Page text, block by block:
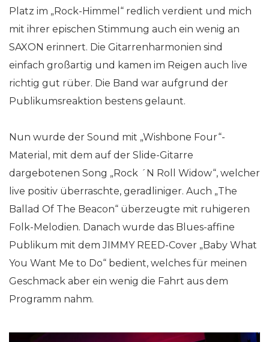
Platz im „Rock-Himmel“ redlich verdient und mich
mit ihrer epischen Stimmung auch ein wenig an
SAXON erinnert. Die Gitarrenharmonien sind
einfach großartig und kamen im Reigen auch live
richtig gut rüber. Die Band war aufgrund der
Publikumsreaktion bestens gelaunt.
Nun wurde der Sound mit „Wishbone Four“-
Material, mit dem auf der Slide-Gitarre
dargebotenen Song „Rock ´N Roll Widow“, welcher
live positiv überraschte, geradliniger. Auch „The
Ballad Of The Beacon“ überzeugte mit ruhigeren
Folk-Melodien. Danach wurde das Blues-affine
Publikum mit dem JIMMY REED-Cover „Baby What
You Want Me to Do“ bedient, welches für meinen
Geschmack aber ein wenig die Fahrt aus dem
Programm nahm.